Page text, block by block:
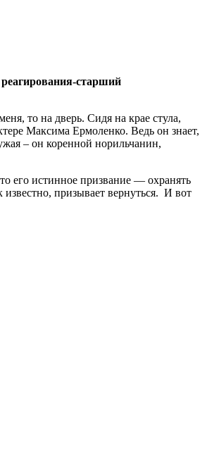
старший
то на дверь. Сидя на крае стула,
Максима Ермоленко. Ведь он знает,
– он коренной норильчанин,
его истинное призвание — охранять
призывает вернуться. И вот